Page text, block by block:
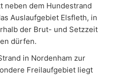
neben dem Hundestrand
Auslaufgebiet Elsfleth, in
der Brut- und Setzzeit
dürfen.
in Nordenham zur
Freilaufgebiet liegt